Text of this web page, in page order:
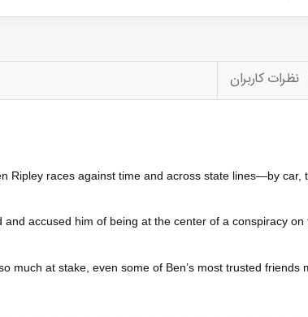
نظرات کاربران
Ripley races against time and across state lines—by
and accused him of being at the center of a conspiracy
at stake, even some of Ben’s most trusted